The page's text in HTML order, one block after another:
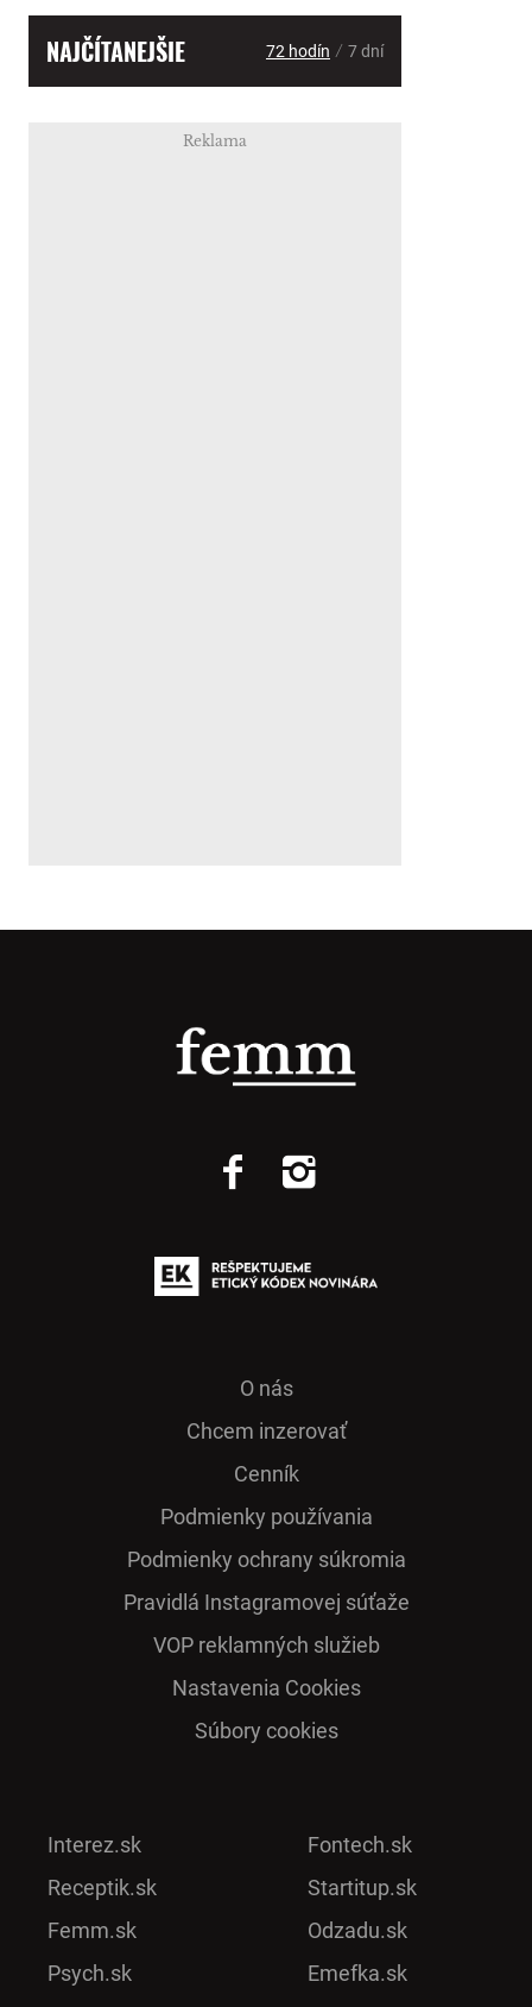
NAJČÍTANEJŠIE 72 hodín / 7 dní
Reklama
O nás
Chcem inzerovať
Cenník
Podmienky používania
Podmienky ochrany súkromia
Pra­vidlá Ins­ta­gra­mo­vej sú­ťaže
VOP reklamných služieb
Nastavenia Cookies
Súbory cookies
Interez.sk
Receptik.sk
Femm.sk
Psych.sk
Fontech.sk
Startitup.sk
Odzadu.sk
Emefka.sk